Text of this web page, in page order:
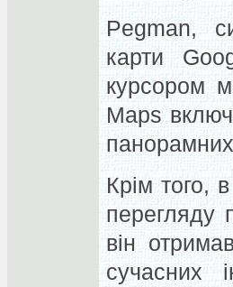
Pegman,
карти
курсором
Maps
панорамних
Крім того,
перегляду
він
сучасних